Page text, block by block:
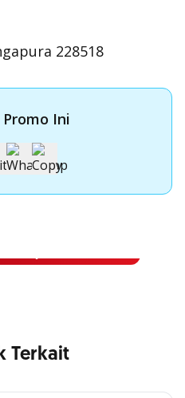
228518
Ini
OCBC NISP
Terkait